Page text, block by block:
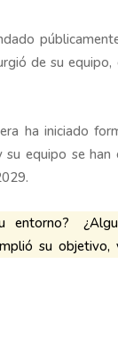
de su equipo,
ha iniciado
equipo se
entorno?
su